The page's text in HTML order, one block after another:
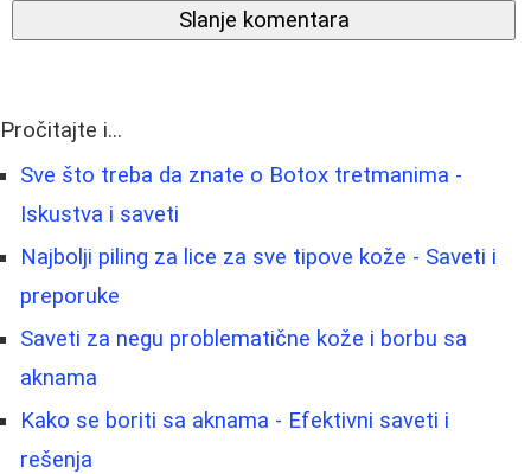
Slanje komentara
Pročitajte i...
Sve što treba da znate o Botox tretmanima -
Iskustva i saveti
Najbolji piling za lice za sve tipove kože - Saveti i
preporuke
Saveti za negu problematične kože i borbu sa
aknama
Kako se boriti sa aknama - Efektivni saveti i
rešenja